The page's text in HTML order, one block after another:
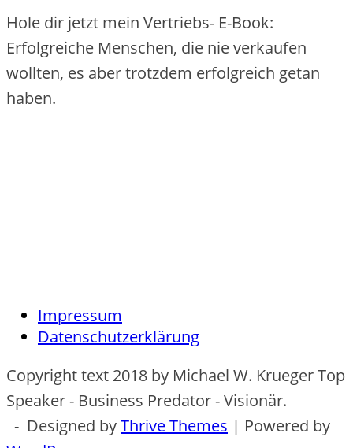
Hole dir jetzt mein Vertriebs- E-Book:
Erfolgreiche Menschen, die nie verkaufen
wollten, es aber trotzdem erfolgreich getan
haben.
Impressum
Datenschutzerklärung
Copyright text 2018 by Michael W. Krueger Top
Speaker - Business Predator - Visionär.
- Designed byThrive Themes | Powered by